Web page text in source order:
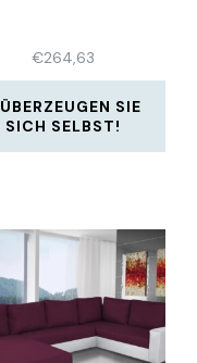
€264,63
ÜBERZEUGEN SIE
SICH SELBST!